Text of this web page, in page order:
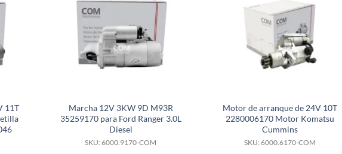
11T
Marcha 12V 3KW 9D M93R
35259170 para Ford Ranger 3.0L
Diesel
SKU: 6000.9170-COM
Motor de arranque de 24V 10T
2280006170 Motor Komatsu
Cummins
SKU: 6000.6170-COM